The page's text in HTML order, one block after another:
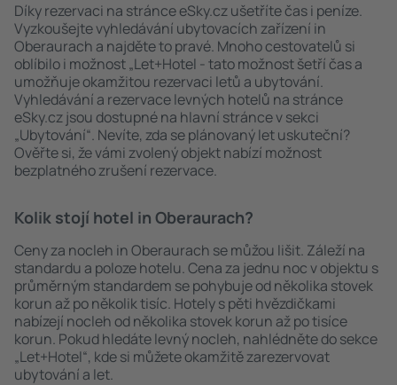
Díky rezervaci na stránce eSky.cz ušetříte čas i peníze.
Vyzkoušejte vyhledávání ubytovacích zařízení in
Oberaurach a najděte to pravé. Mnoho cestovatelů si
oblíbilo i možnost „Let+Hotel - tato možnost šetří čas a
umožňuje okamžitou rezervaci letů a ubytování.
Vyhledávání a rezervace levných hotelů na stránce
eSky.cz jsou dostupné na hlavní stránce v sekci
„Ubytování“. Nevíte, zda se plánovaný let uskuteční?
Ověřte si, že vámi zvolený objekt nabízí možnost
bezplatného zrušení rezervace.
Kolik stojí hotel in Oberaurach?
Ceny za nocleh in Oberaurach se můžou lišit. Záleží na
standardu a poloze hotelu. Cena za jednu noc v objektu s
průměrným standardem se pohybuje od několika stovek
korun až po několik tisíc. Hotely s pěti hvězdičkami
nabízejí nocleh od několika stovek korun až po tisíce
korun. Pokud hledáte levný nocleh, nahlédněte do sekce
„Let+Hotel“, kde si můžete okamžitě zarezervovat
ubytování a let.